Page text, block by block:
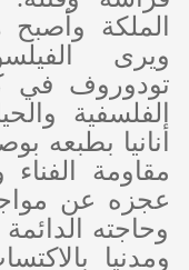
الملكة
ويرى
تودوروف في
الفلسفية
أنانيا بطبعه
مقاومة
عجزه عن
وحاجته
ومدنيا